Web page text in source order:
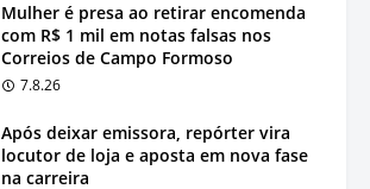
Mulher é presa ao retirar encomenda
com R$ 1 mil em notas falsas nos
Correios de Campo Formoso
7.8.26
Após deixar emissora, repórter vira
locutor de loja e aposta em nova fase
na carreira